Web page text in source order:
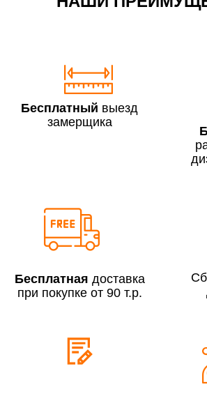
По Москве в пределах МКАД в
время 3 500 руб.
Сборка по Москве в будние дни при
До 300 000 руб.
7% (но не
Свыше 300 000 руб.
Свыше 300 000 руб.
Бесплатный выезд
замерщика
Бесплатная доставка
при покупке от 90 т.р.